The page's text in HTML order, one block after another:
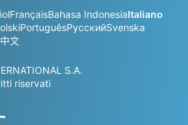
FrançaisBahasa IndonesiaItaliano
PortuguêsРусскийSvenska
中文
S.A.
riservati